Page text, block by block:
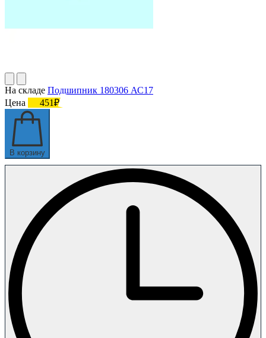
На складе Подшипник 180306 АС17
Цена
451₽
В корзину